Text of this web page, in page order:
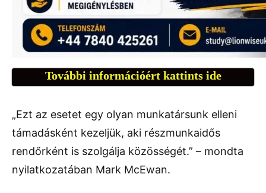
További információért kattints ide
„Ezt az esetet egy olyan munkatársunk elleni
támadásként kezeljük, aki részmunkaidős
rendőrként is szolgálja közösségét.” – mondta
nyilatkozatában Mark McEwan.